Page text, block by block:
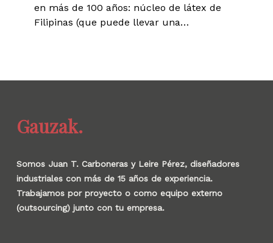
en más de 100 años: núcleo de látex de
Filipinas (que puede llevar una…
Gauzak.
Somos Juan T. Carboneras y Leire Pérez, diseñadores
industriales con más de 15 años de experiencia.
Trabajamos por proyecto o como equipo externo
(outsourcing) junto con tu empresa.